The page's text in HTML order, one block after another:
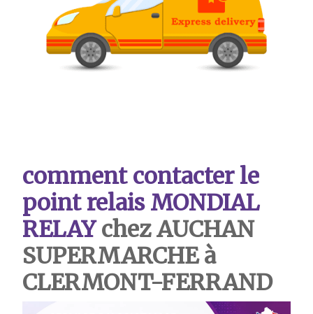
comment contacter le
point relais MONDIAL
RELAYchez AUCHAN
SUPERMARCHE à
CLERMONT-FERRAND